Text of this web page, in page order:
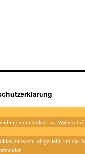
von Cookies zu. Weitere
zulassen" eingestellt, um